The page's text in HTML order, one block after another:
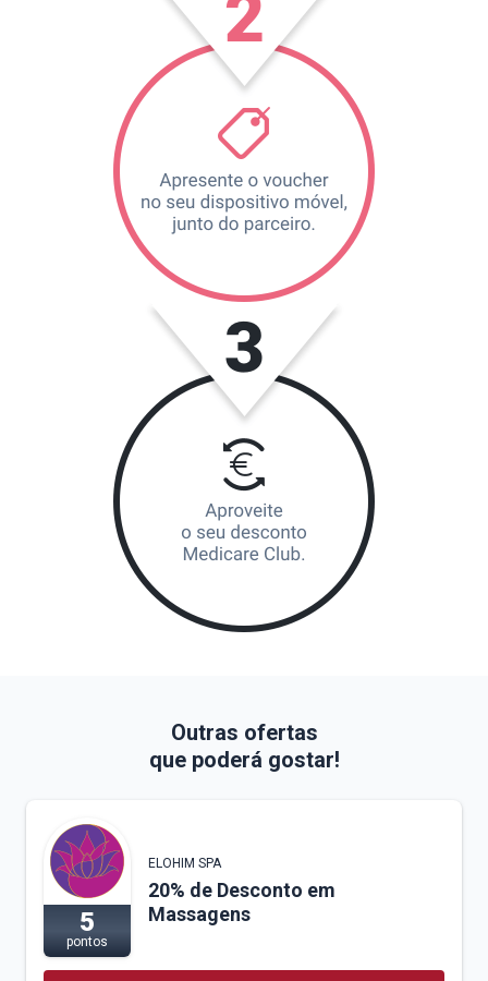
Outras ofertas
que poderá gostar!
5
pontos
ELOHIM SPA
20% de Desconto em
Massagens